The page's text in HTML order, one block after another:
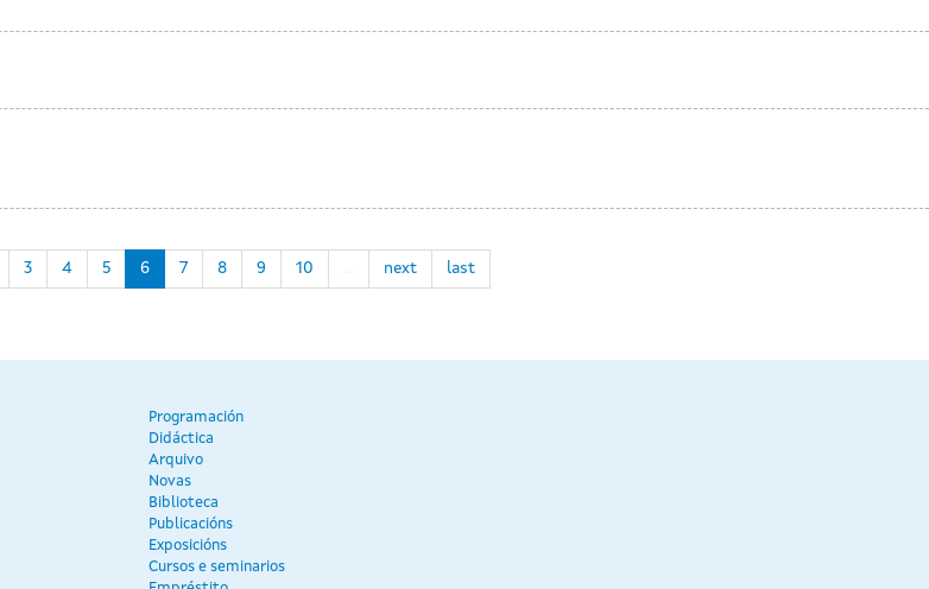
3 4 5 6 7 8 9 10 … next last
Programación
Didáctica
Arquivo
Novas
Biblioteca
Publicacións
Exposicións
Cursos e seminarios